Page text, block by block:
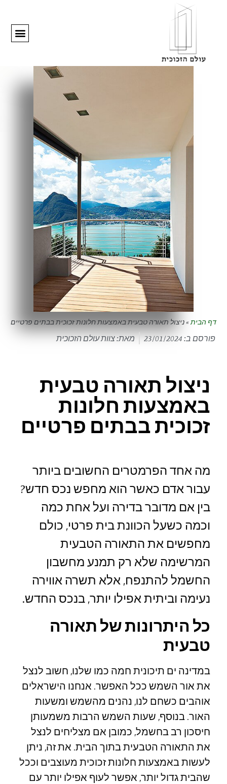
דף הבית»ניצול תאורה טבעית באמצעות חלונות זכוכית בבתים פרטיים
פורסם ב: מאת: צוות עולם הזכוכית
ניצול תאורה טבעית
באמצעות חלונות
זכוכית בבתים פרטיים
מה אחד הפרמטרים החשובים ביותר
עבור אדם כאשר הוא מחפש נכס חדש?
בין אם מדובר בדירה ועל אחת כמה
וכמה כשעל הכוונת בית פרטי, כולם
מחפשים את התאורה הטבעית
המרשימה שלא רק תמנע מחשבון
החשמל להתנפח, אלא תשרה אווירה
נעימה וביתית אפילו יותר, בנכס החדש.
כל היתרונות של תאורה
טבעית
במדינה ים תיכונית חמה כמו שלנו, חשוב לנצל
את אור השמש ככל האפשר. אנחנו הישראלים
אוהבים כשחם לנו, נהנים מהשמש ומשעות
האור. בנוסף, שעות השמש הרבות משמעותן
חיסכון רב בחשמל, כמובן אם מצליחים לנצל
את התאורה הטבעית בתוך הבית. את זה, ניתן
לעשות באמצעות חלונות זכוכית מעוצבים וככל
שהבית גדול יותר, אפשר לעוף אפילו יותר עם